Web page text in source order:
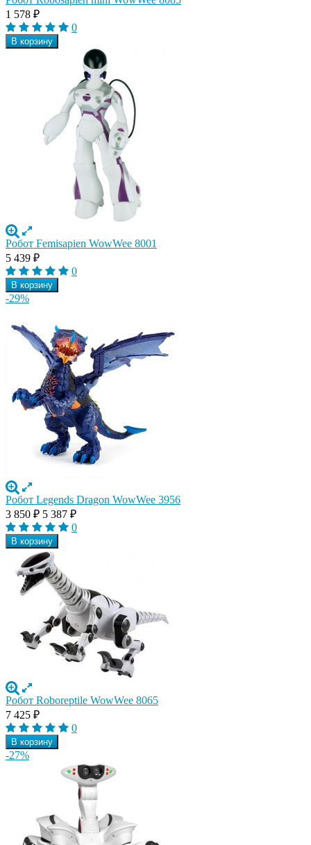
1 578 ₽
0
В корзину
Робот Femisapien WowWee 8001
5 439 ₽
0
В корзину
-29%
Робот Legends Dragon WowWee 3956
3 850 ₽ 5 387 ₽
0
В корзину
Робот Roboreptile WowWee 8065
7 425 ₽
0
В корзину
-27%